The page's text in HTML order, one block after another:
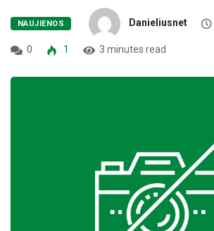
NAUJIENOS Danieliusnet
0 1 3 minutes read